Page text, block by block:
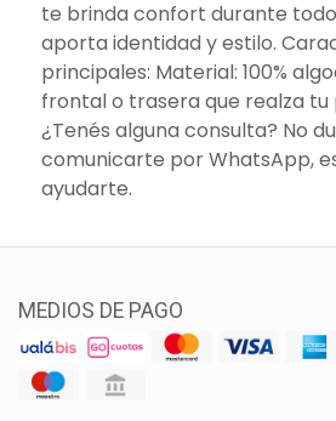
te brinda confort durante
aporta identidad y estilo.
principales: Material: 100%
frontal o trasera que realza tu
¿Tenés alguna consulta? No
comunicarte por WhatsApp,
ayudarte.
MEDIOS DE PAGO